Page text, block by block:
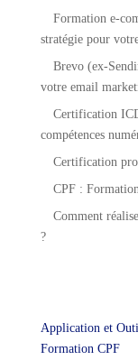
Formation e-
stratégie pour
Brevo (ex-
votre email
Certification
compétences
Certification
CPF :
Comment
?
Application et
Formation CPF